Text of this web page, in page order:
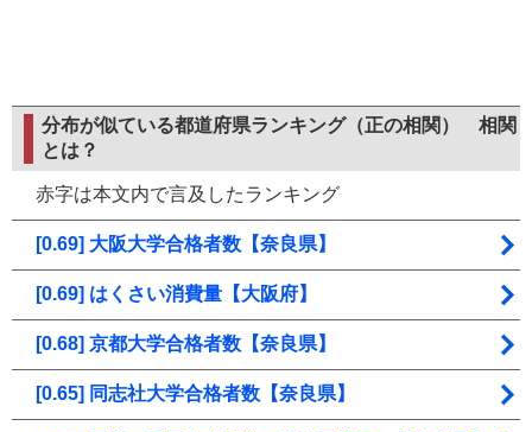
分布が似ている都道府県ランキング（正の相関） 相関
とは？
赤字は本文内で言及したランキング
[0.69] 大阪大学合格者数【奈良県】
[0.69] はくさい消費量【大阪府】
[0.68] 京都大学合格者数【奈良県】
[0.65] 同志社大学合格者数【奈良県】